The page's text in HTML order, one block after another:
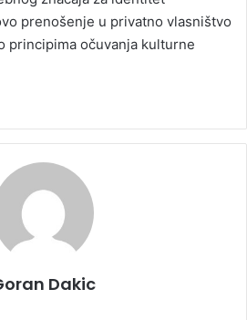
prenošenje u privatno vlasništvo
principima očuvanja kulturne
Dakic